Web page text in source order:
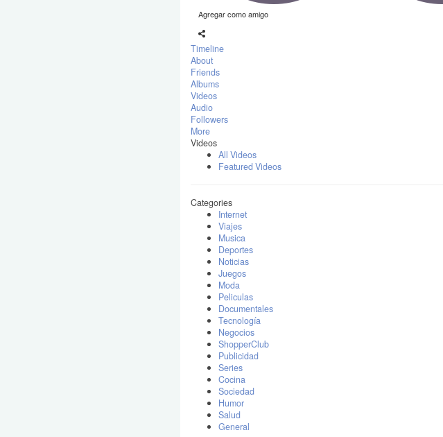
Agregar como amigo
Timeline
About
Friends
Albums
Videos
Audio
Followers
More
Videos
All Videos
Featured Videos
Categories
Internet
Viajes
Musica
Deportes
Noticias
Juegos
Moda
Peliculas
Documentales
Tecnología
Negocios
ShopperClub
Publicidad
Series
Cocina
Sociedad
Humor
Salud
General